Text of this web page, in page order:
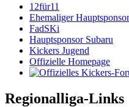
12für11
Ehemaliger
FadSKi
Hauptsponsor Subaru
Kickers Jugend
Offizielle Homepage
Regionalliga-Links